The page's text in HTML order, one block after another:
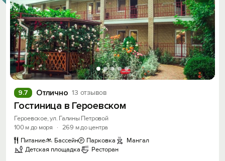
Отлично 13 отзывов
9.7
Гостиница в Героевском
Героевское, ул. Галины Петровой
100 м до моря
· 269 м до центра
Питание
Бассейн Парковка
Мангал
Детская площадка
Ресторан